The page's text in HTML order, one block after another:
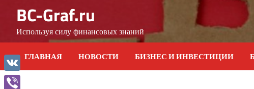
content
BC-Graf.ru
Используя силу финансовых знаний
ГЛАВНАЯ НОВОСТИ БИЗНЕС И ИНВЕСТИЦИИ
VK